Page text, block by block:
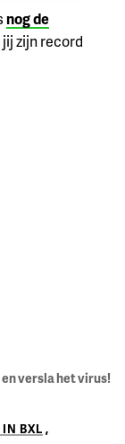
nog de
jij zijn record
versla het virus!
BXL ,